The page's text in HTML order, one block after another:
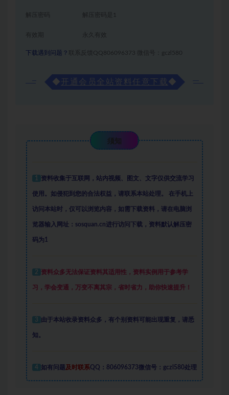
解压密码是1
有效期 永久有效
下载遇到问题？ 联系反馈QQ806096373 微信号：gczl580
◆ 开通会员全站资料任意下载◆
须知
1 资料收集于互联网 ， 站内视频、图文、文字仅供交流学习
使用。如侵犯到您的合法权益，请联系本站处理。 在手机上
访问本站时，仅可以浏览内容，如需下载资料，请在电脑浏
览器输入网址：sosquan.cn进行访问下载， 资料默认解压密
码为1
2 资料众多无法保证资料其适用性，资料实例 用于参考学
习，学会变通，万变不离其宗，省时省力，助你快速提升！
3 由于本站收录资料众多，有个别资料可能出现重复，请悉
知。
4 如有问题 及时联系QQ：806096373微信号：gczl580处理